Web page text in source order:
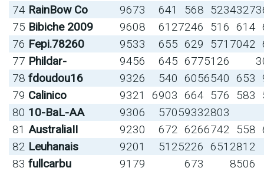
74 RainBow Co 9673 641 568 5234327
75 Bibiche 2009 9608 6127246 516 614
76 Fepi.78260 9533 655 629 571 7042
77 Phildar- 9456 645 6775126
78 fdoudou16 9326 540 6056540 653
79 Calinico 9321 6903 664 576 583
80 10-BaL-AA 9306 57059332803
81 AustraliaII 9230 672 6266742 558
82 Leuhanais 9201 5125226 651 2812
83 fullcarbu 9179 673
8506